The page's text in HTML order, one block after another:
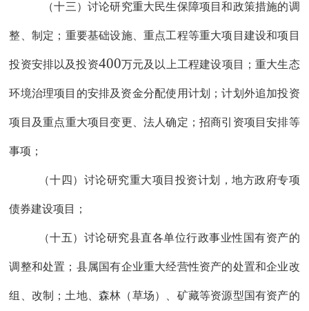
（十三）讨论研究重大民生保障项目和政策措施的调
整 制定 ； 重要基础设施、重点工程等重大项目建设和项目
投资安排以及投资400万元及以上工程建设项目； 重大生态
环境治理项目的安排及资金分配使用计划 ；计划外追加投资
项目 及重点重大项目变更 、法人确定； 招商引资项目安排等
事项；
（十 四 ）讨论研究重大项目投资计划，地方政府专项
债券建设项目；
（十五） 讨论研究县直各单位行政事业性国有资产的
调整和处置 ；县属国有企业重大经营性资产的处置和企业改
组、改制 ； 土地、森林（草场）、矿藏等资源型国有资产的